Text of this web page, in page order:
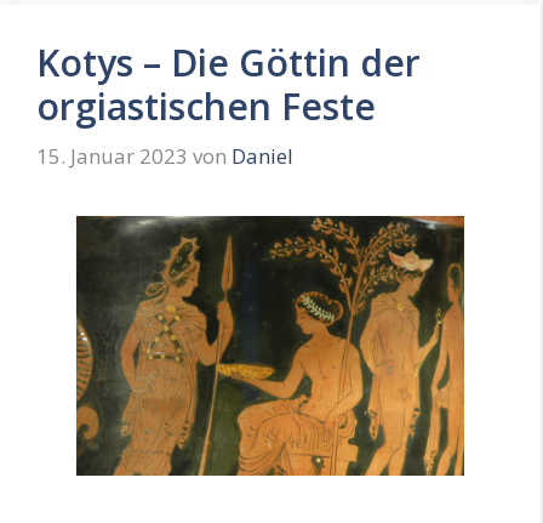
Kotys – Die Göttin der
orgiastischen Feste
15. Januar 2023 von Daniel